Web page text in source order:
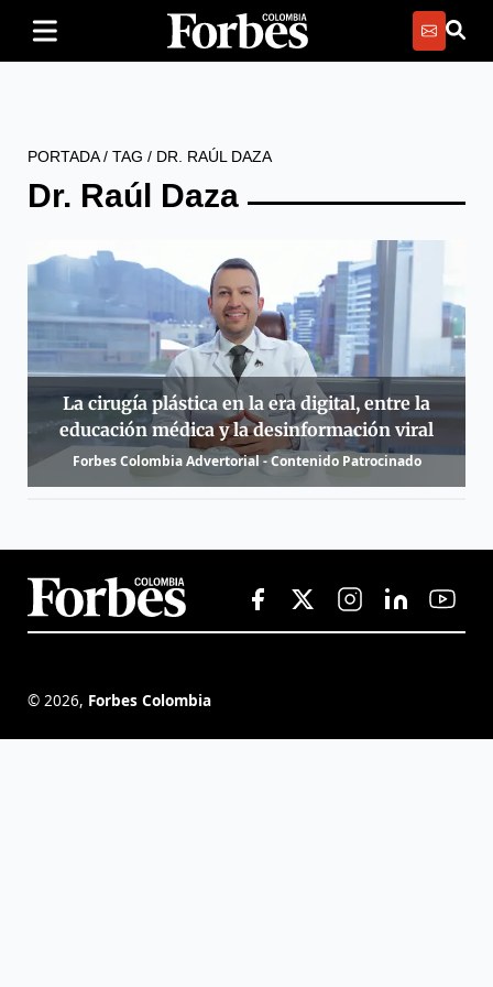
PORTADA/ TAG / DR. RAÚL DAZA
Dr. Raúl Daza
La cirugía plástica en la era digital, entre la
educación médica y la desinformación viral
Forbes Colombia Advertorial - Contenido Patrocinado
© 2026, Forbes Colombia